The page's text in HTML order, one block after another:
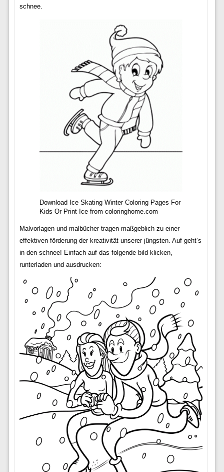
schnee.
Download Ice Skating Winter Coloring Pages For
Kids Or Print Ice from coloringhome.com
Malvorlagen und malbücher tragen maßgeblich zu einer
effektiven förderung der kreativität unserer jüngsten. Auf geht’s
in den schnee! Einfach auf das folgende bild klicken,
runterladen und ausdrucken: